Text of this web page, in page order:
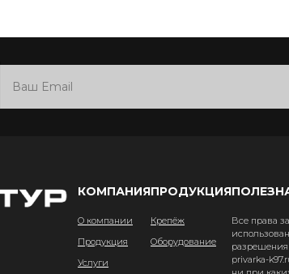
КОМПАНИЯ
О компании
Продукция
Услуги
ПРОДУКЦИЯ
Крепёж
Оборудование
Все права
privarka-